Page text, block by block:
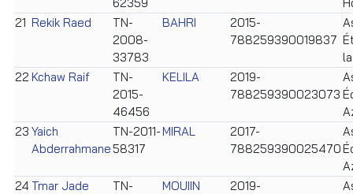
21 Rekik Raed
TN-
2008-
33783
BAHRI
2015-
788259390019837
22 Kchaw Raif
TN-
2015-
46456
KELILA
2019-
788259390023073
23 Yaich
Abderrahmane
TN-2011-
58317
MIRAL
2017-
788259390025470
24 Tmar Jade
TN-
MOUIIN
2019-